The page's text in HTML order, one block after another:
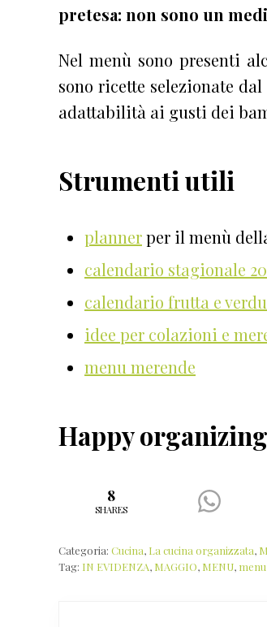
pretesa: non sono un
Nel menù sono presenti
sono ricette selezionate
adattabilità ai gusti dei
Strumenti utili
plannerper il menù
calendario stagionale
calendario frutta e
idee per colazioni e
menu merende
Happy
8
SHARES
Categoria: Cucina, La cucina organizzata,
Tag: IN EVIDENZA, MAGGIO, MENU,